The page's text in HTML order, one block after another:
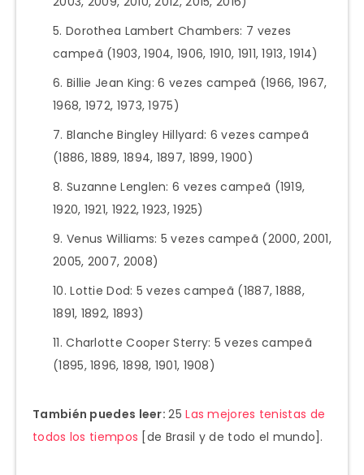
Dorothea Lambert Chambers: 7 vezes
campeã (1903, 1904, 1906, 1910, 1911, 1913, 1914)
Billie Jean King: 6 vezes campeã (1966, 1967,
1968, 1972, 1973, 1975)
Blanche Bingley Hillyard: 6 vezes campeã
(1886, 1889, 1894, 1897, 1899, 1900)
Suzanne Lenglen: 6 vezes campeã (1919,
1920, 1921, 1922, 1923, 1925)
Venus Williams: 5 vezes campeã (2000, 2001,
2005, 2007, 2008)
Lottie Dod: 5 vezes campeã (1887, 1888,
1891, 1892, 1893)
Charlotte Cooper Sterry: 5 vezes campeã
(1895, 1896, 1898, 1901, 1908)
También puedes leer:25Las mejores tenistas de
todos los tiempos [de Brasil y de todo el mundo].